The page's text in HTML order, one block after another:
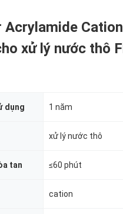
Acrylamide
xử lý nước thô
dụng 1 năm
xử lý nước thô
tan ≤60 phút
cation